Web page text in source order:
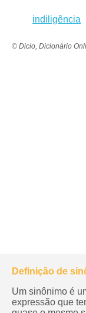
indiligência
© Dicio, Dicionário
Definição de
Um sinônimo é
expressão que